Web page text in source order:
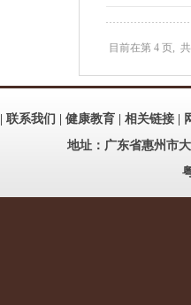
目前在第 4 页,
联系我们 健康教育| 相关链接|
地址：广东省惠州市